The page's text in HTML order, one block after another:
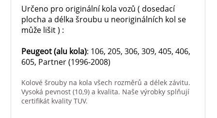
Určeno pro originální kola vozů ( dosedací
plocha a délka šroubu u neoriginálních kol se
může lišit ) :
Peugeot(alu kola): 106, 205, 306, 309, 405, 406,
605, Partner (1996-2008)
Kolové šrouby na kola všech rozměrů a délek závitu.
Vysoká pevnost (10,9) a kvalita. Naše výrobky splňují
certifikát kvality TUV.